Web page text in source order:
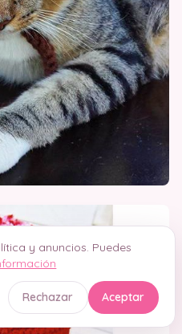
y anuncios. Puedes
Rechazar Aceptar